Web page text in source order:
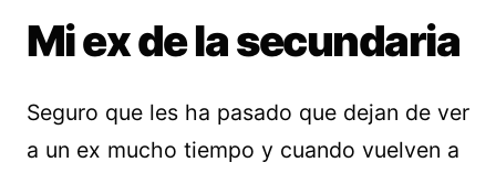
Mi ex de la secundaria
Seguro que les ha pasado que dejan de ver
a un ex mucho tiempo y cuando vuelven a